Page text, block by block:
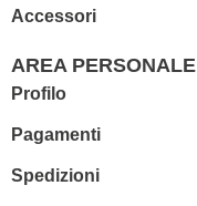
Accessori
AREA PERSONALE
Profilo
Pagamenti
Spedizioni